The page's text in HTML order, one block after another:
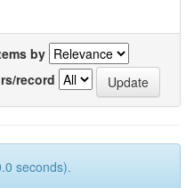
by
record
seconds).